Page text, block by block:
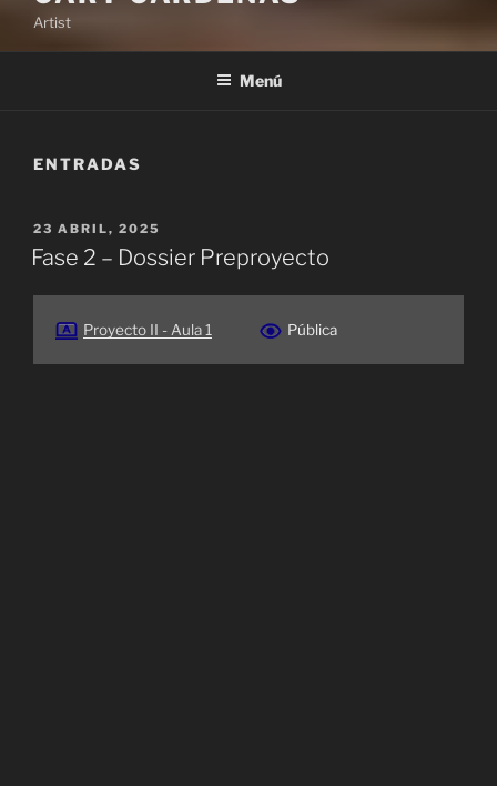
Artist
Menú
ENTRADAS
PUBLICADO
EL
23 ABRIL, 2025
Fase 2 – Dossier Preproyecto
Proyecto II - Aula 1 Pública